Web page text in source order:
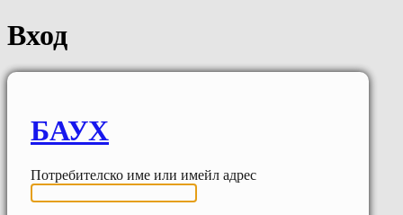
Вход
БАУХ
Потребителско име или имейл адрес